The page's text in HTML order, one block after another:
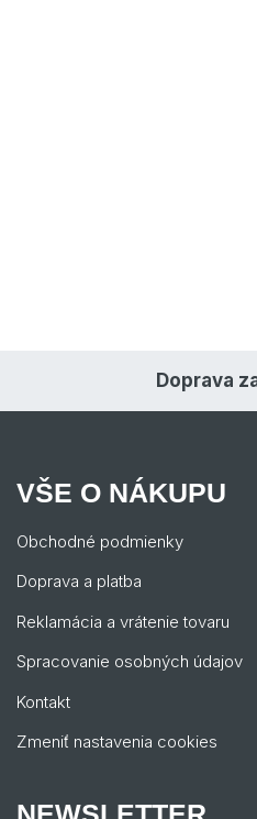
Doprava
VŠE O NÁKUPU
Obchodné podmienky
Doprava a platba
Reklamácia a vrátenie tovaru
Spracovanie osobných údajov
Kontakt
Zmeniť nastavenia cookies